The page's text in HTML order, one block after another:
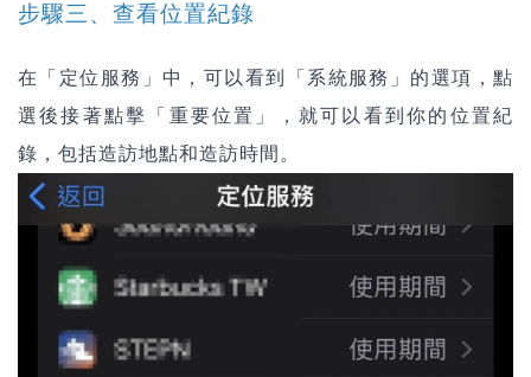
步驟三、查看位置紀錄
在「定位服務」中，可以看到「系統服務」的選項，點
選後接著點擊「重要位置」，就可以看到你的位置紀
錄，包括造訪地點和造訪時間。